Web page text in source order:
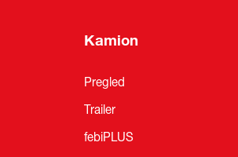
Kamion
Pregled
Trailer
febiPLUS